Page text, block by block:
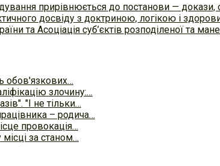
прирівнюється до постанови —
досвіду з доктриною, логікою і
та Асоціація суб’єктів розподіленої та
обов'язкових…
злочину:…
"І не тільки…
– родича…
провокація…
місці за станом…